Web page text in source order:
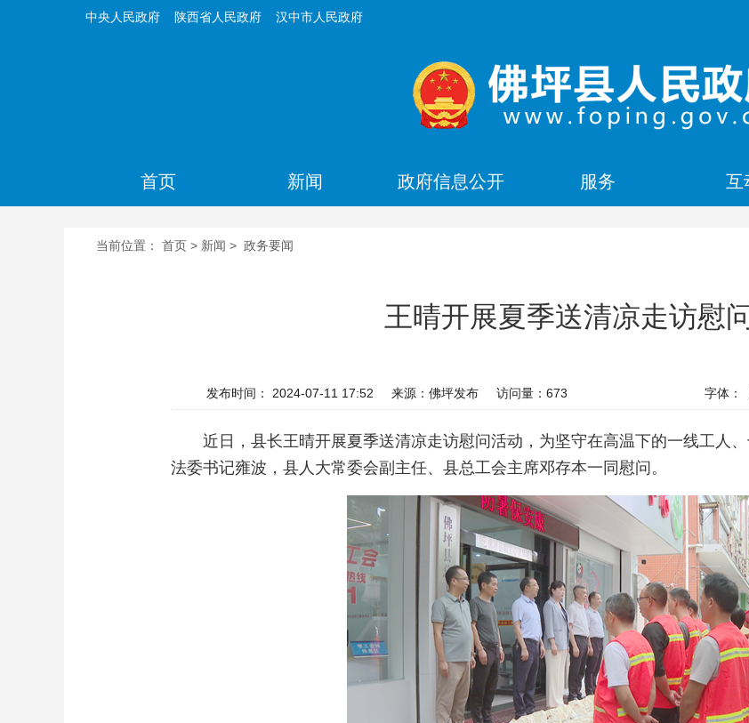
中央人民政府 陕西省人民政府 汉中市人民政府
首页 新闻 政府信息公开 服务 互
当前位置： 首页 > 新闻 > 政务要闻
王晴开展夏季送清凉走访慰
发布时间： 2024-07-11 17:52 来源：佛坪发布 访问量： 673 字体：
近日，县长王晴开展夏季送清凉走访慰问活动，为坚守在高温下的一线工人
法委书记雍波，县人大常委会副主任、县总工会主席邓存本一同慰问。